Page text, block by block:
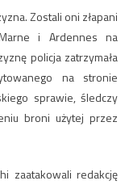
Zostali oni złapani
i Ardennes na
policja zatrzymała
na stronie
sprawie, śledczy
broni użytej przez
zaatakowali redakcję